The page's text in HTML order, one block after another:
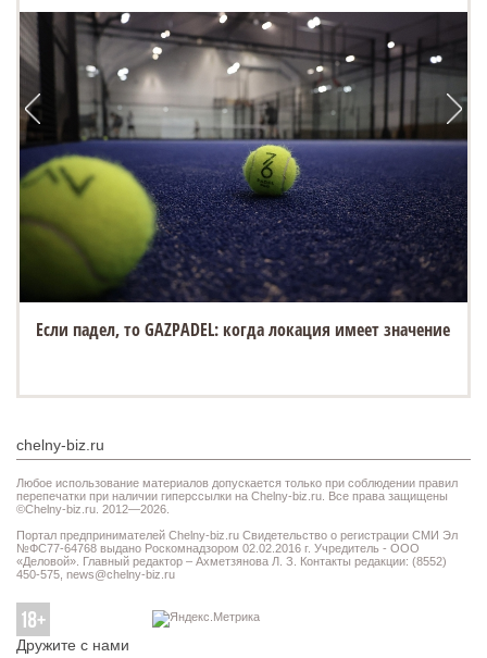
Если падел, то GAZPADEL: когда локация имеет значение
chelny-biz.ru
Любое использование материалов допускается только при соблюдении правил
перепечатки при наличии гиперссылки на Chelny-biz.ru. Все права защищены
©Chelny-biz.ru. 2012—2026.
Портал предпринимателей Chelny-biz.ru Свидетельство о регистрации СМИ Эл
№ФС77-64768 выдано Роскомнадзором 02.02.2016 г. Учредитель - ООО
«Деловой». Главный редактор – Ахметзянова Л. З. Контакты редакции: (8552)
450-575, news@chelny-biz.ru
Дружите с нами